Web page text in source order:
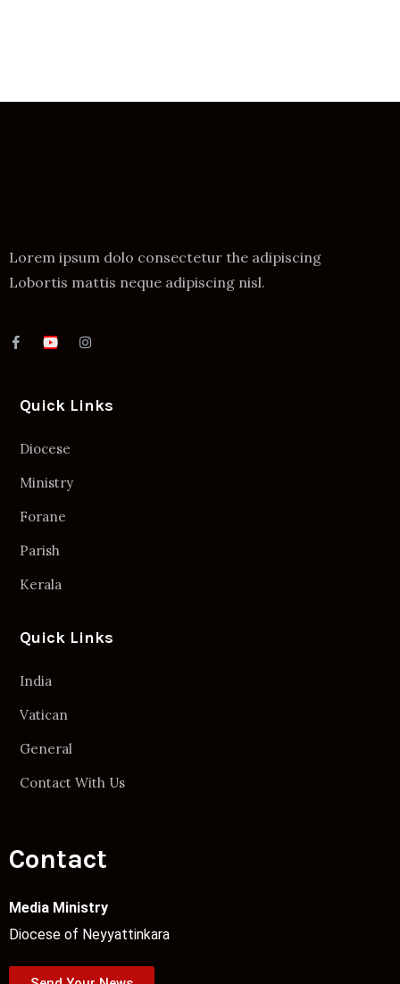
Lorem ipsum dolo consectetur the adipiscing
Lobortis mattis neque adipiscing nisl.
Quick Links
Diocese
Ministry
Forane
Parish
Kerala
Quick Links
India
Vatican
General
Contact With Us
Contact
Media Ministry
Diocese of Neyyattinkara